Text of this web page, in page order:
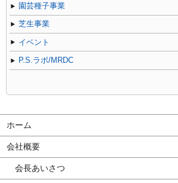
園芸種子事業
芝生事業
イベント
P.S.ラボ/MRDC
ホーム
会社概要
会長あいさつ